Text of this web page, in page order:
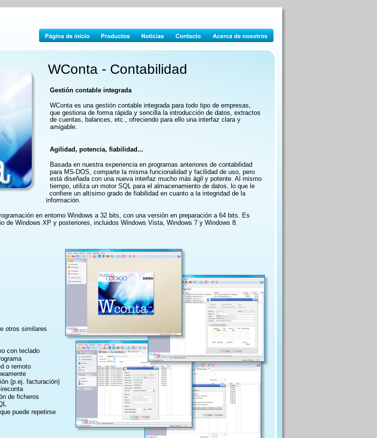
WConta - Contabilidad
Gestión contable integrada
WConta es una gestión contable integrada para todo tipo de empresas,
que gestiona de forma rápida y sencilla la introducción de datos, extractos
de cuentas, balances, etc., ofreciendo para ello una interfaz clara y
amigable.
Agilidad, potencia, fiabilidad...
Basada en nuestra experiencia en programas anteriores de contabilidad
para MS-DOS, comparte la misma funcionalidad y facilidad de uso, pero
está diseñada con una nueva interfaz mucho más ágil y potente. Al mismo
tiempo, utiliza un motor SQL para el almacenamiento de datos, lo que le
confiere un altísimo grado de fiabilidad en cuanto a la integridad de la
información.
en entorno Windows a 32 bits, con una versión en preparación a 64 bits. Es
de Windows XP y posteriores, incluidos Windows Vista, Windows 7 y Windows 8.
otros similares
con teclado
o remoto
(p.ej. facturación)
de ficheros
puede repetirse